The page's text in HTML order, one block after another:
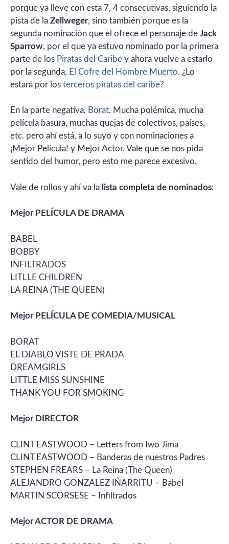
porque ya lleve con esta 7, 4 consecutivas, siguiendo la
pista de la Zellweger, sino también porque es la
segunda nominación que el ofrece el personaje de Jack
Sparrow, por el que ya estuvo nominado por la primera
parte de los Piratas del Caribe y ahora vuelve a estarlo
por la segunda, El Cofre del Hombre Muerto. ¿Lo
estará por los terceros piratas del caribe?
En la parte negativa, Borat. Mucha polémica, mucha
película basura, muchas quejas de colectivos, países,
etc. pero ahí está, a lo suyo y con nominaciones a
¡Mejor Película! y Mejor Actor. Vale que se nos pida
sentido del humor, pero esto me parece excesivo.
Vale de rollos y ahí va la lista completa de nominados:
Mejor PELÍCULA DE DRAMA
BABEL
BOBBY
INFILTRADOS
LITLLE CHILDREN
LA REINA (THE QUEEN)
Mejor PELÍCULA DE COMEDIA/MUSICAL
BORAT
EL DIABLO VISTE DE PRADA
DREAMGIRLS
LITTLE MISS SUNSHINE
THANK YOU FOR SMOKING
Mejor DIRECTOR
CLINT EASTWOOD – Letters from Iwo Jima
CLINT EASTWOOD – Banderas de nuestros Padres
STEPHEN FREARS – La Reina (The Queen)
ALEJANDRO GONZALEZ IÑARRITU – Babel
MARTIN SCORSESE – Infiltrados
Mejor ACTOR DE DRAMA